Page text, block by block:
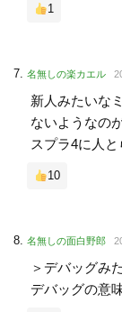
1
名無しの楽カエル
新人みたいな
ないようなの
スプラ4に人
10
名無しの面白野郎
＞デバッグみ
デバッグの意